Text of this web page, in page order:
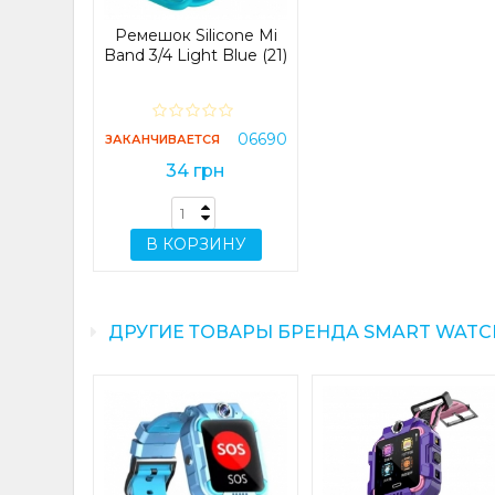
Ремешок Silicone Mi
Band 3/4 Light Blue (21)
ЗАКАНЧИВАЕТСЯ 06690
34 грн
В КОРЗИНУ
ДРУГИЕ ТОВАРЫ БРЕНДА SMART